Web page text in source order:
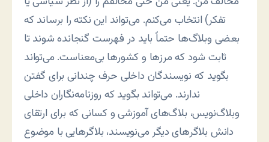
تفکر) انتخاب می‌کنم. می‌تواند این نکته را برساند که
بعضی وبلاگ‌ها حتماً باید در فهرست گنجانده شوند تا
ثابت شود که مرزها و کشورها بی‌معناست. می‌تواند
بگوید که نویسندگان داخلی حرف چندانی برای گفتن
ندارند. می‌تواند بگوید که روزنامه‌نگاران داخلی
وبلاگ‌نویس، بلاگ‌های آموزشی و کسانی که برای ارتقای
دانش بلاگرهای دیگر می‌نویسند، بلاگرهایی با موضوع